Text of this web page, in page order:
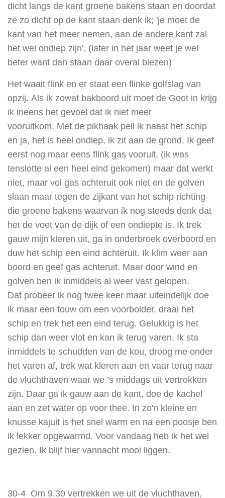
dicht langs de kant groene bakens staan en doordat
ze zo dicht op de kant staan denk ik; 'je moet de
kant van het meer nemen, aan de andere kant zal
het wel ondiep zijn'. (later in het jaar weet je wel
beter want dan staan daar overal biezen)
Het waait flink en er staat een flinke golfslag van
opzij. Als ik zowat bakboord uit moet de Goot in krijg
ik ineens het gevoel dat ik niet meer
vooruitkom. Met de pikhaak peil ik naast het schip
en ja, het is heel ondiep, ik zit aan de grond. Ik geef
eerst nog maar eens flink gas vooruit, (ik was
tenslotte al een heel eind gekomen) maar dat werkt
niet, maar vol gas achteruit ook niet en de golven
slaan maar tegen de zijkant van het schip richting
die groene bakens waarvan ik nog steeds denk dat
het de voet van de dijk of een ondiepte is. Ik trek
gauw mijn kleren uit, ga in onderbroek overboord en
duw het schip een eind achteruit. Ik klim weer aan
boord en geef gas achteruit. Maar door wind en
golven ben ik inmiddels al weer vast gelopen.
Dat probeer ik nog twee keer maar uiteindelijk doe
ik maar een touw om een voorbolder, draai het
schip en trek het een eind terug. Gelukkig is het
schip dan weer vlot en kan ik terug varen. Ik sta
inmiddels te schudden van de kou, droog me onder
het varen af, trek wat kleren aan en vaar terug naar
de vluchthaven waar we ’s middags uit vertrokken
zijn. Daar ga ik gauw aan de kant, doe de kachel
aan en zet water op voor thee. In zo'n kleine en
knusse kajuit is het snel warm en na een poosje ben
ik lekker opgewarmd. Voor vandaag heb ik het wel
gezien. Ik blijf hier vannacht mooi liggen.
30-4 Om 9.30 vertrekken we uit de vluchthaven,